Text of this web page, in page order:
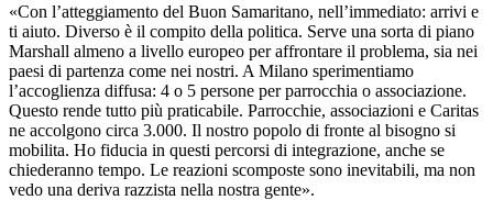
«Con l’atteggiamento del Buon Samaritano, nell’immediato: arrivi e
ti aiuto. Diverso è il compito della politica. Serve una sorta di piano
Marshall almeno a livello europeo per affrontare il problema, sia nei
paesi di partenza come nei nostri. A Milano sperimentiamo
l’accoglienza diffusa: 4 o 5 persone per parrocchia o associazione.
Questo rende tutto più praticabile. Parrocchie, associazioni e Caritas
ne accolgono circa 3.000. Il nostro popolo di fronte al bisogno si
mobilita. Ho fiducia in questi percorsi di integrazione, anche se
chiederanno tempo. Le reazioni scomposte sono inevitabili, ma non
vedo una deriva razzista nella nostra gente».